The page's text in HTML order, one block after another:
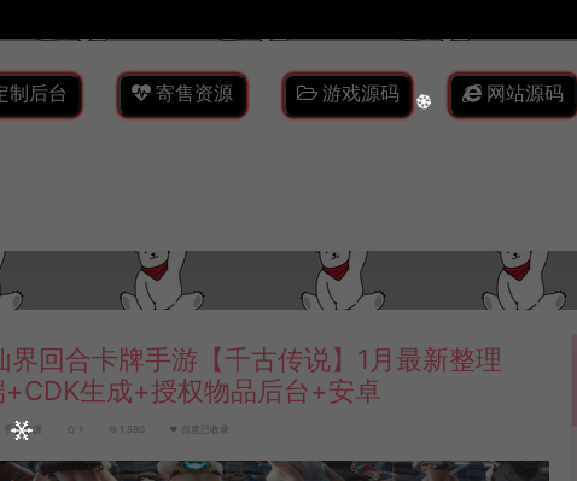
制后台 寄售资源 游戏源码 网站源码
界回合卡牌手游【千古传说】1月最新整理
生成+授权物品后台+安卓
手游资源 1 1,590 百度已收录